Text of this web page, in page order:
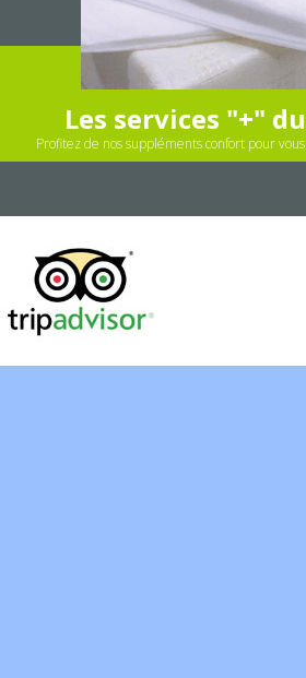
Les services "+"
Profitez de nos suppléments confort pour